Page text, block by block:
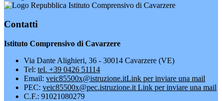
Istituto Comprensivo di Cavarzere
Contatti
Istituto Comprensivo di Cavarzere
Via Dante Alighieri, 36 - 30014 Cavarzere (VE)
Tel: tel. +39 0426 51114
Email: veic85500x@istruzione.itLink per inviare una mail
PEC: veic85500x@pec.istruzione.it Link per inviare una mail
C.F.: 91021080279